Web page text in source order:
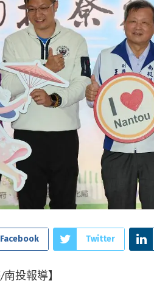
Facebook Twitter
投報導】